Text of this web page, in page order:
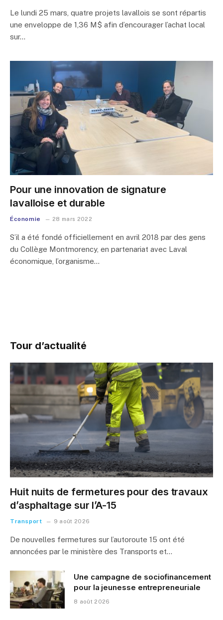
Le lundi 25 mars, quatre projets lavallois se sont répartis
une enveloppe de 1,36 M$ afin d’encourager l’achat local
sur…
Pour une innovation de signature
lavalloise et durable
Économie 28 mars 2022
S’il a été fondé officiellement en avril 2018 par des gens
du Collège Montmorency, en partenariat avec Laval
économique, l’organisme…
Tour d’actualité
Huit nuits de fermetures pour des travaux
d’asphaltage sur l’A-15
Transport 9 août 2026
De nouvelles fermetures sur l’autoroute 15 ont été
annoncées par le ministère des Transports et…
Une campagne de sociofinancement
pour la jeunesse entrepreneuriale
8 août 2026